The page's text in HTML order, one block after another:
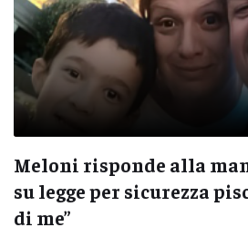
Meloni risponde alla
su legge per sicurezza
di me”